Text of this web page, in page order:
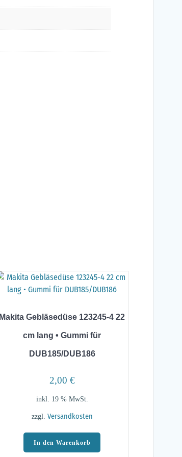
Makita Gebläsedüse 123245-4 22
cm lang • Gummi für
DUB185/DUB186
2,00 €
inkl. 19 % MwSt.
zzgl. Versandkosten
In den Warenkorb